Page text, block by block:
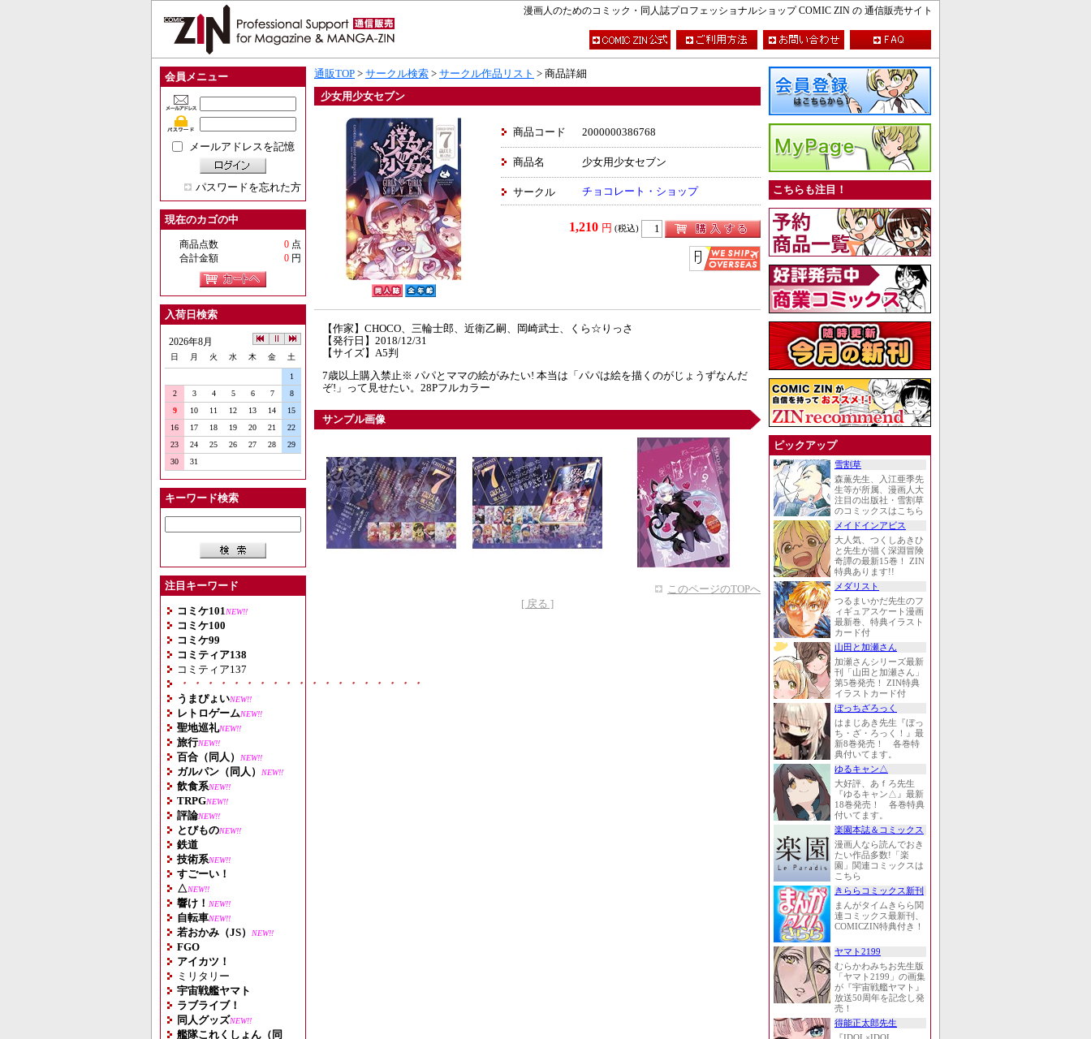
漫画人のためのコミック・同人誌プロフェッショナルショップ COMIC ZIN の 通信販売サイト
会員メニュー
メールアドレスを記憶
パスワードを忘れた方
現在のカゴの中
商品点数 0 点
合計金額
0 円
入荷日検索
2026年8月
日 月 火 水 木 金 土
1
2
3 4 5 6 7
8
9
10 11 12 13 14
15
16
17 18 19 20 21
22
23
24 25 26 27 28
29
30
31
キーワード検索
注目キーワード
コミケ101 NEW!!
コミケ100
コミケ99
コミティア138
コミティア137
・・・・・・・・・・・・・・・・・・・
うまぴょいNEW!!
レトロゲームNEW!!
聖地巡礼NEW!!
旅行NEW!!
百合（同人） NEW!!
ガルパン（同人） NEW!!
飲食系NEW!!
TRPGNEW!!
評論NEW!!
とびものNEW!!
鉄道
技術系NEW!!
すごーい！
△NEW!!
響け！ NEW!!
自転車NEW!!
若おかみ（JS） NEW!!
FGO
アイカツ！
ミリタリー
宇宙戦艦ヤマト
ラブライブ！
同人グッズNEW!!
艦隊これくしょん（同
通販TOP > サークル検索 > サークル作品リスト > 商品詳細
少女用少女セブン
商品コード 2000000386768
商品名 少女用少女セブン
サークル チョコレート・ショップ
1,210 円 (税込)
【作家】CHOCO、三輪士郎、近衛乙嗣、岡崎武士、くら☆りっさ
【発行日】2018/12/31
【サイズ】A5判
7歳以上購入禁止※ パパとママの絵がみたい! 本当は「パパは絵を描くのがじょうずなんだ
ぞ!」って見せたい。28Pフルカラー
サンプル画像
このページのTOPへ
[ 戻る ]
こちらも注目！
ピックアップ
雪割草
森薫先生、入江亜季先
生等が所属、漫画人大
注目の出版社・雪割草
のコミックスはこちら
メイドインアビス
大人気、つくしあきひ
と先生が描く深淵冒険
奇譚の最新15巻！ ZIN
特典あります!!
メダリスト
つるまいかだ先生のフ
ィギュアスケート漫画
最新巻、特典イラスト
カード付
山田と加瀬さん
加瀬さんシリーズ最新
刊「山田と加瀬さん」
第5巻発売！ ZIN特典
イラストカード付
ぼっちざろっく
はまじあき先生『ぼっ
ち・ざ・ろっく！』最
新8巻発売！ 各巻特
典付いてます。
ゆるキャン△
大好評、あｆろ先生
『ゆるキャン△』最新
18巻発売！ 各巻特典
付いてます。
楽園本誌＆コミックス
漫画人なら読んでおき
たい作品多数!「楽
園」関連コミックスは
こちら
きららコミックス新刊
まんがタイムきらら関
連コミックス最新刊、
COMICZIN特典付き！
ヤマト2199
むらかわみちお先生版
「ヤマト2199」の画集
が『宇宙戦艦ヤマト』
放送50周年を記念し発
売！
得能正太郎先生